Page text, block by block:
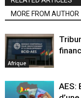
MORE FROM AUTHOR
Afrique
AES: